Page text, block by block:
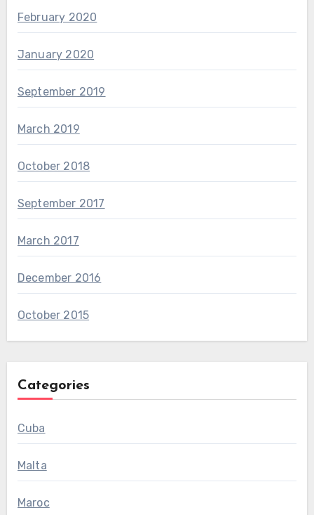
February 2020
January 2020
September 2019
March 2019
October 2018
September 2017
March 2017
December 2016
October 2015
Categories
Cuba
Malta
Maroc